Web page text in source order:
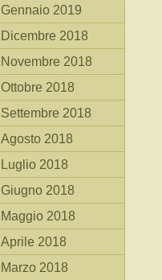
Gennaio 2019
Dicembre 2018
Novembre 2018
Ottobre 2018
Settembre 2018
Agosto 2018
Luglio 2018
Giugno 2018
Maggio 2018
Aprile 2018
Marzo 2018